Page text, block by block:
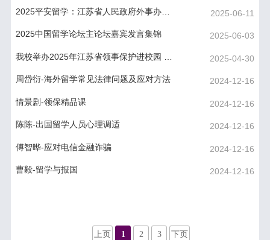
2025-06-11
2025中国留学论坛主论坛嘉宾发言集锦 2025-06-03
2025-04-30
周岱衍-海外留学常见法律问题及应对方法 2024-12-16
情景剧-领保精品课 2024-12-16
陈陈-出国留学人员心理调适 2024-12-16
傅智晔-应对电信金融诈骗 2024-12-16
曹毅-留学与报国 2024-12-16
上页 1 2 3 下页